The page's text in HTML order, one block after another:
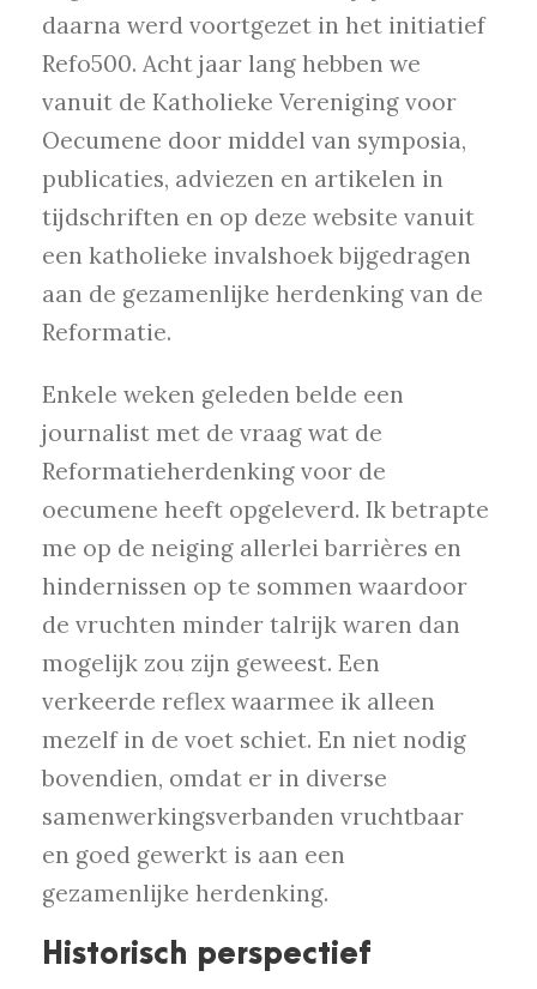
daarna werd voortgezet in het initiatief
Refo500. Acht jaar lang hebben we
vanuit de Katholieke Vereniging voor
Oecumene door middel van symposia,
publicaties, adviezen en artikelen in
tijdschriften en op deze website vanuit
een katholieke invalshoek bijgedragen
aan de gezamenlijke herdenking van de
Reformatie.
Enkele weken geleden belde een
journalist met de vraag wat de
Reformatieherdenking voor de
oecumene heeft opgeleverd. Ik betrapte
me op de neiging allerlei barrières en
hindernissen op te sommen waardoor
de vruchten minder talrijk waren dan
mogelijk zou zijn geweest. Een
verkeerde reflex waarmee ik alleen
mezelf in de voet schiet. En niet nodig
bovendien, omdat er in diverse
samenwerkingsverbanden vruchtbaar
en goed gewerkt is aan een
gezamenlijke herdenking.
Historisch perspectief